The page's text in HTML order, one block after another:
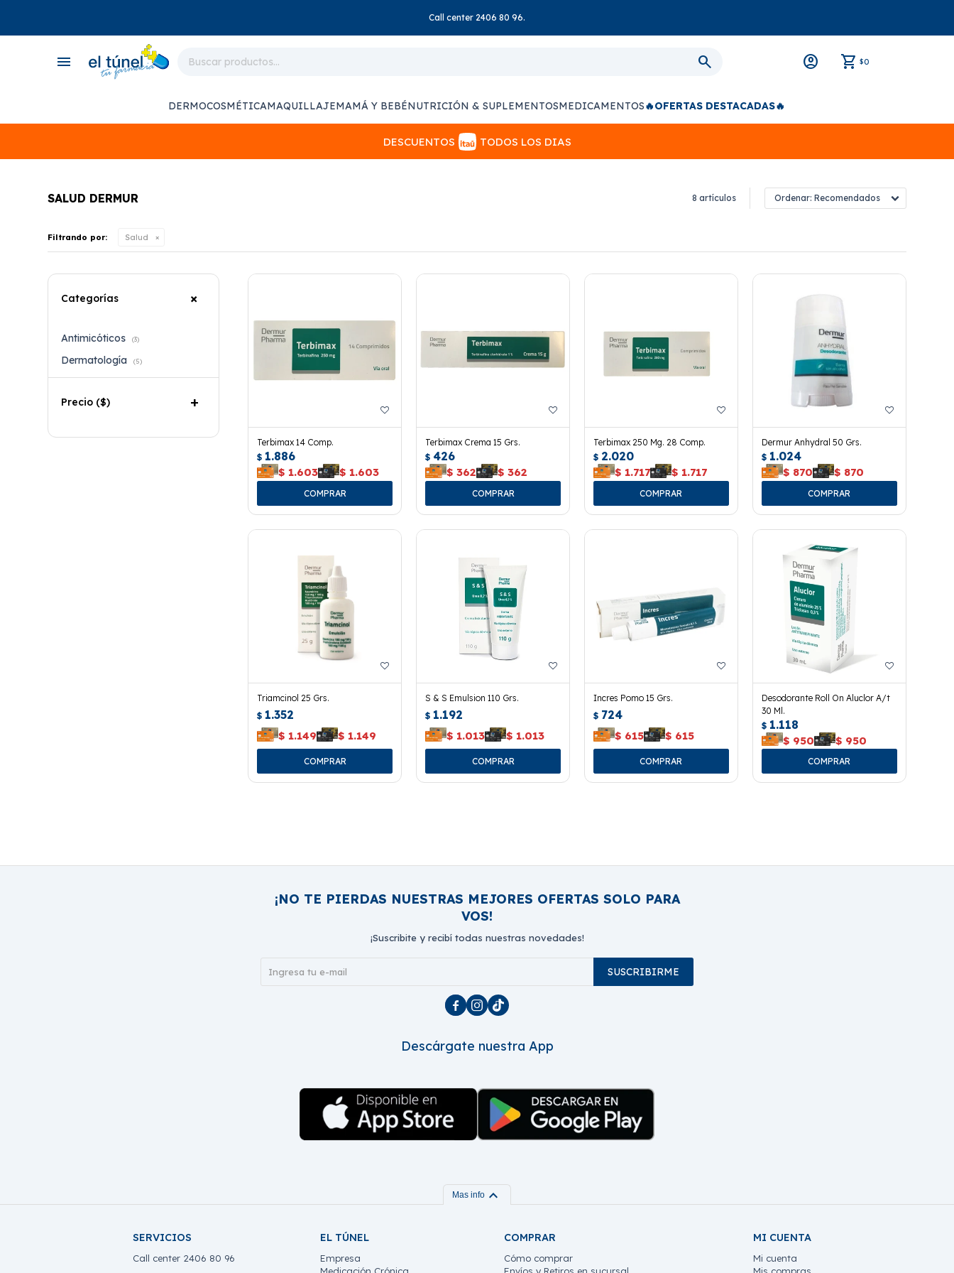
Call center 2406 80 96.
menu $0
DERMOCOSMÉTICAMAQUILLAJEMAMÁ Y BEBÉNUTRICIÓN & SUPLEMENTOSMEDICAMENTOS🔥OFERTAS DESTACADAS🔥
DESCUENTOS TODOS LOS DIAS
SALUD DERMUR 8 artículos Recomendados
Filtrando por: Salud
Terbimax 14 Comp.
$ 1.886
$ 1.603 $ 1.603
Terbimax Crema 15 Grs.
$ 426
$ 362 $ 362
Terbimax 250 Mg. 28 Comp.
$ 2.020
$ 1.717 $ 1.717
Dermur Anhydral 50 Grs.
$ 1.024
$ 870 $ 870
Triamcinol 25 Grs.
$ 1.352
$ 1.149 $ 1.149
S & S Emulsion 110 Grs.
$ 1.192
$ 1.013 $ 1.013
Incres Pomo 15 Grs.
$ 724
$ 615 $ 615
Desodorante Roll On Aluclor A/t
30 Ml.
$ 1.118
$ 950 $ 950
Categorías
Antimicóticos (3)
Dermatología (5)
Precio ($)
¡NO TE PIERDAS NUESTRAS MEJORES OFERTAS SOLO PARA
VOS!
¡Suscribite y recibí todas nuestras novedades!
SUSCRIBIRME
  
Descárgate nuestra App
Mas info expand_more
SERVICIOS
Call center 2406 80 96
EL TÚNEL
Empresa
COMPRAR
Cómo comprar
MI CUENTA
Mi cuenta
close
store
local_shipping